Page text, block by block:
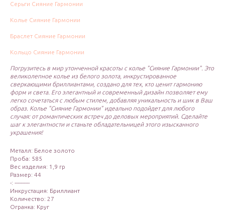
Серьги Сияние Гармонии
Колье Сияние Гармонии
Браслет Сияние Гармонии
Кольцо Сияние Гармонии
Погрузитесь в мир утонченной красоты с колье "Сияние Гармонии". Это
великолепное колье из белого золота, инкрустированное
сверкающими бриллиантами, создано для тех, кто ценит гармонию
форм и света. Его элегантный и современный дизайн позволяет ему
легко сочетаться с любым стилем, добавляя уникальность и шик в Ваш
образ. Колье "Сияние Гармонии" идеально подойдет для любого
случая: от романтических встреч до деловых мероприятий. Сделайте
шаг к элегантности и станьте обладательницей этого изысканного
украшения!
Металл: Белое золото
Проба: 585
Вес изделия: 1,9 гр
Размер: 44
-: ----------
Инкрустация: Бриллиант
Количество: 27
Огранка: Круг